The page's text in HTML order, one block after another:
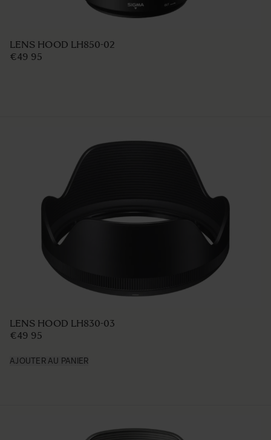
LENS HOOD LH850-02
€49 95
LENS HOOD LH830-03
€49 95
AJOUTER AU PANIER